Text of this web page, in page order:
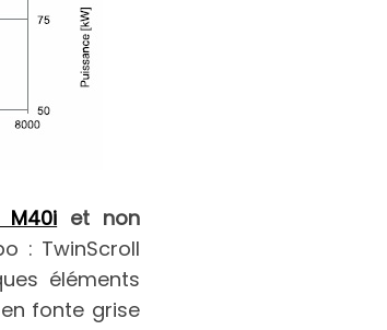
M40i et non
: TwinScroll
éléments
fonte grise